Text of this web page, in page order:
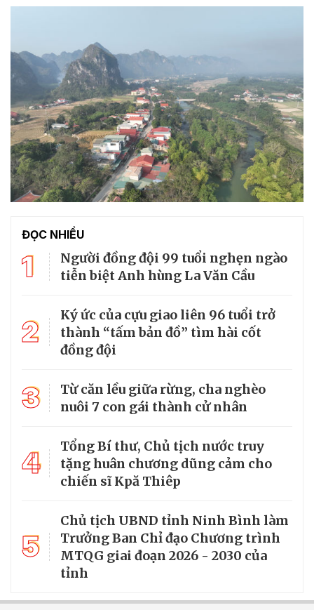
ĐỌC NHIỀU
1
Người đồng đội 99 tuổi nghẹn ngào
tiễn biệt Anh hùng La Văn Cầu
2
Ký ức của cựu giao liên 96 tuổi trở
thành “tấm bản đồ” tìm hài cốt
đồng đội
3
Từ căn lều giữa rừng, cha nghèo
nuôi 7 con gái thành cử nhân
4
Tổng Bí thư, Chủ tịch nước truy
tặng huân chương dũng cảm cho
chiến sĩ Kpă Thiêp
5
Chủ tịch UBND tỉnh Ninh Bình làm
Trưởng Ban Chỉ đạo Chương trình
MTQG giai đoạn 2026 - 2030 của
tỉnh